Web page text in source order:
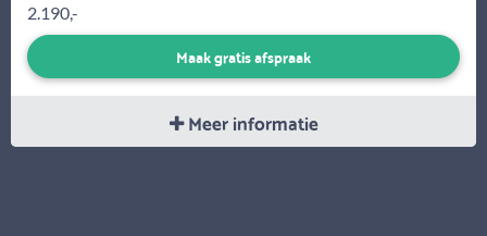
2.190,-
Maak gratis afspraak
Meer informatie